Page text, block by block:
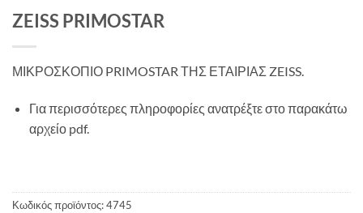
ZEISS PRIMOSTAR
ΜΙΚΡΟΣΚΟΠΙΟ PRIMOSTAR ΤΗΣ ΕΤΑΙΡΙΑΣ ZEISS.
Για περισσότερες πληροφορίες ανατρέξτε στο παρακάτω
αρχείο pdf.
Κωδικός προϊόντος:4745